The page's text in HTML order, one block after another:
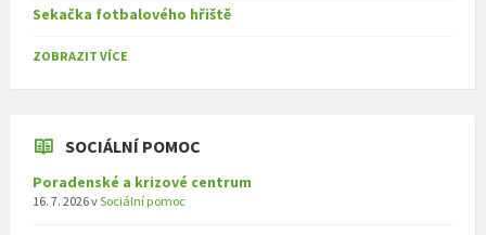
Sekačka fotbalového hřiště
ZOBRAZIT VÍCE
SOCIÁLNÍ POMOC
Poradenské a krizové centrum
16. 7. 2026vSociální pomoc